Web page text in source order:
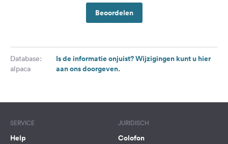
Beoordelen
Database:
alpaca
Is de informatie onjuist? Wijzigingen kunt u hier
aan ons doorgeven.
SERVICE
Help
JURIDISCH
Colofon